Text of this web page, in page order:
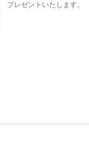
プレゼントいたします。